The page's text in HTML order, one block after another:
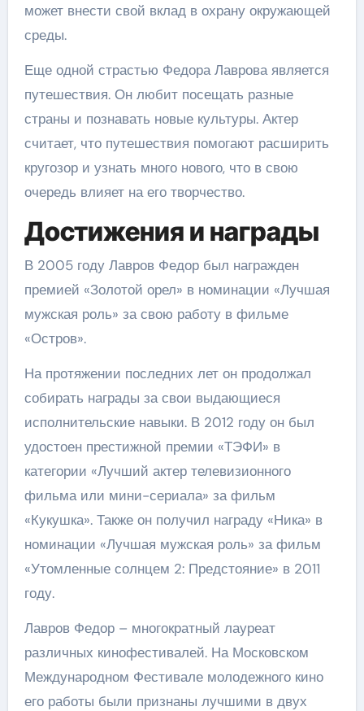
может внести свой вклад в охрану окружающей
среды.
Еще одной страстью Федора Лаврова является
путешествия. Он любит посещать разные
страны и познавать новые культуры. Актер
считает, что путешествия помогают расширить
кругозор и узнать много нового, что в свою
очередь влияет на его творчество.
Достижения и награды
В 2005 году Лавров Федор был награжден
премией «Золотой орел» в номинации «Лучшая
мужская роль» за свою работу в фильме
«Остров».
На протяжении последних лет он продолжал
собирать награды за свои выдающиеся
исполнительские навыки. В 2012 году он был
удостоен престижной премии «ТЭФИ» в
категории «Лучший актер телевизионного
фильма или мини-сериала» за фильм
«Кукушка». Также он получил награду «Ника» в
номинации «Лучшая мужская роль» за фильм
«Утомленные солнцем 2: Предстояние» в 2011
году.
Лавров Федор – многократный лауреат
различных кинофестивалей. На Московском
Международном Фестивале молодежного кино
его работы были признаны лучшими в двух